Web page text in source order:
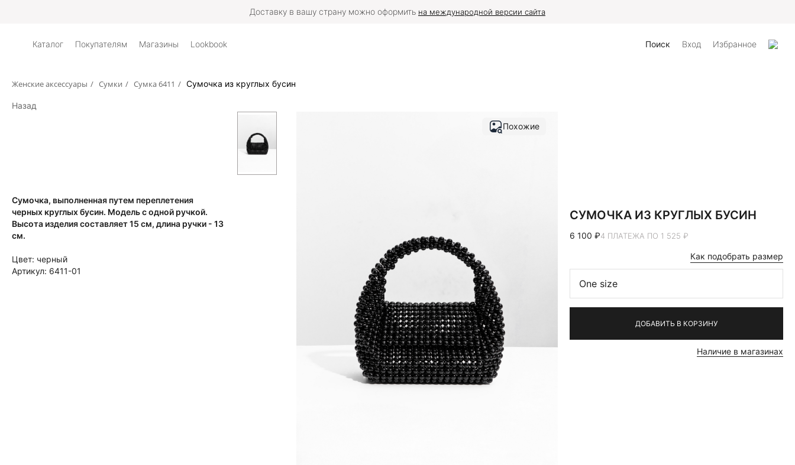
Доставку в вашу страну можно оформить на международной версии сайта
Каталог Покупателям Магазины Lookbook Поиск Вход Избранное
Женские аксессуары / Сумки / Сумка 6411 / Сумочка из круглых бусин
Назад
Сумочка, выполненная путем переплетения
черных круглых бусин. Модель с одной ручкой.
Высота изделия составляет 15 см, длина ручки - 13
см.
Цвет: черный
Артикул: 6411-01
Похожие
СУМОЧКА ИЗ КРУГЛЫХ БУСИН
6 100 ₽4 ПЛАТЕЖА ПО 1 525 ₽
Как подобрать размер
One size
ДОБАВИТЬ В КОРЗИНУ
Наличие в магазинах